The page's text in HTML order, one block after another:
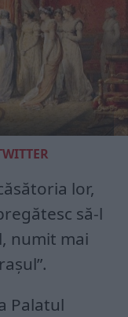
lor,
să-l
numit mai
Palatul